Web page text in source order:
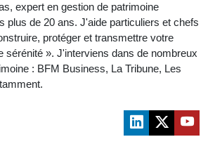
expert en gestion de patrimoine
plus de 20 ans. J'aide particuliers et chefs
protéger et transmettre votre
sérénité ». J'interviens dans de nombreux
: BFM Business, La Tribune, Les